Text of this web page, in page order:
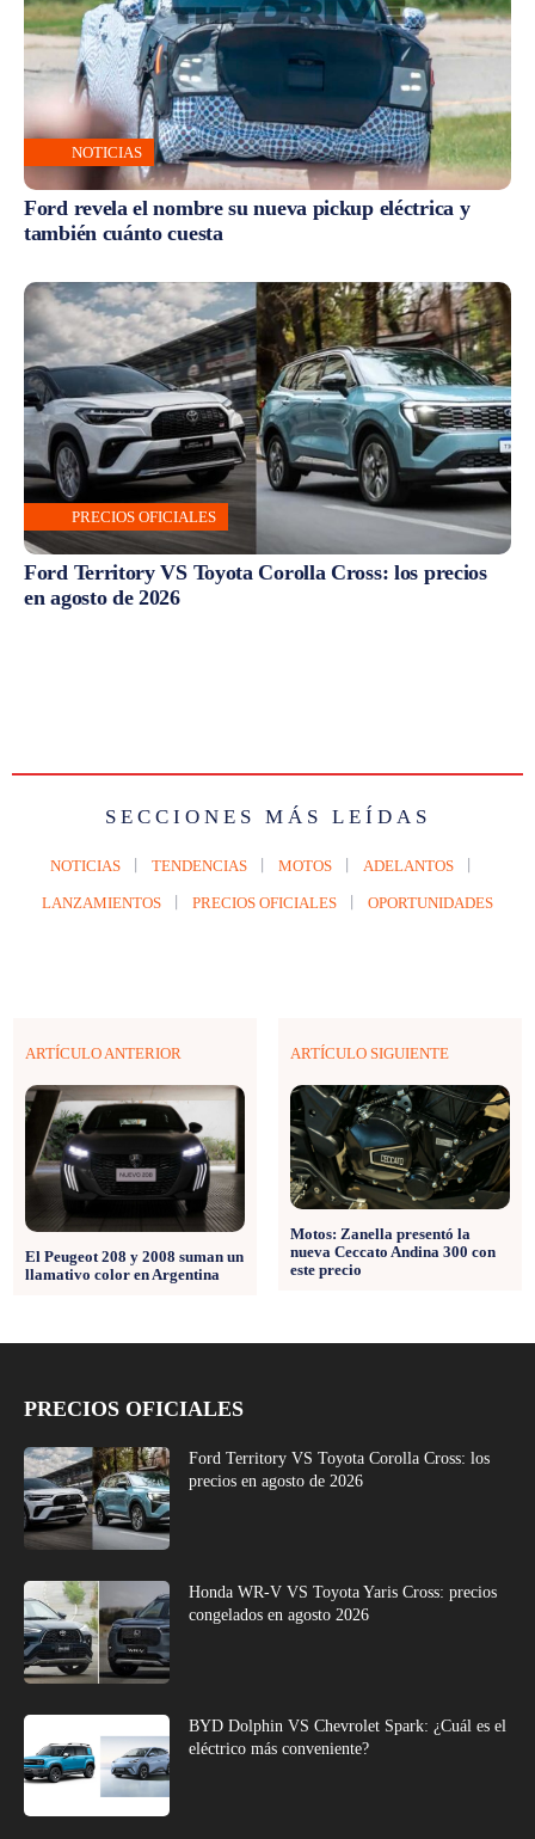
NOTICIAS
Ford revela el nombre su nueva pickup eléctrica y
también cuánto cuesta
PRECIOS OFICIALES
Ford Territory VS Toyota Corolla Cross: los precios
en agosto de 2026
SECCIONES MÁS LEÍDAS
NOTICIAS TENDENCIAS MOTOS ADELANTOS
LANZAMIENTOS PRECIOS OFICIALES OPORTUNIDADES
ARTÍCULO ANTERIOR
El Peugeot 208 y 2008 suman un
llamativo color en Argentina
ARTÍCULO SIGUIENTE
Motos: Zanella presentó la
nueva Ceccato Andina 300 con
este precio
PRECIOS OFICIALES
Ford Territory VS Toyota Corolla Cross: los
precios en agosto de 2026
Honda WR-V VS Toyota Yaris Cross: precios
congelados en agosto 2026
BYD Dolphin VS Chevrolet Spark: ¿Cuál es el
eléctrico más conveniente?